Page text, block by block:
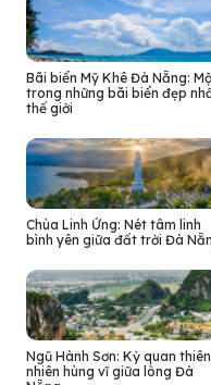
Bãi biển Mỹ Khê Đà Nẵng:
trong những bãi biển đẹp
thế giới
Chùa Linh Ứng: Nét tâm linh
bình yên giữa đất trời Đà
Ngũ Hành Sơn: Kỳ quan thiên
nhiên hùng vĩ giữa lòng Đà